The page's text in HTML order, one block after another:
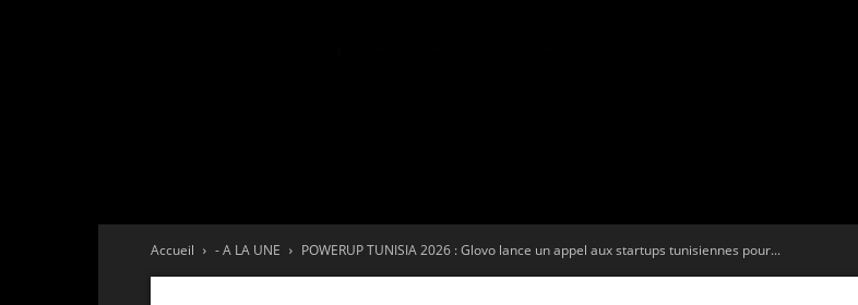
Accueil - A LA UNE POWERUP TUNISIA 2026 : Glovo lance un appel aux startups tunisiennes pour...